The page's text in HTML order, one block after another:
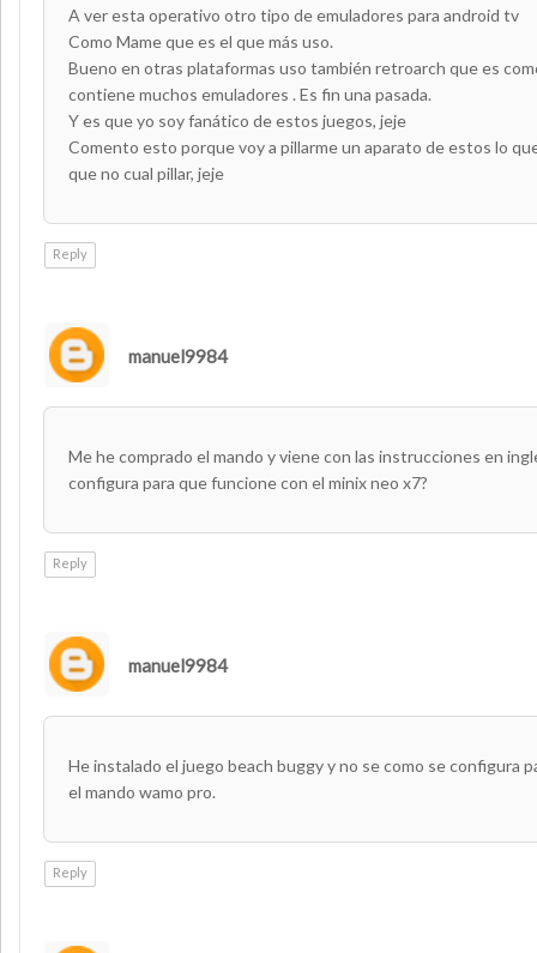
A ver esta operativo otro tipo de emuladores para android tv
Como Mame que es el que más uso.
Bueno en otras plataformas uso también retroarch que es
contiene muchos emuladores . Es fin una pasada.
Y es que yo soy fanático de estos juegos, jeje
Comento esto porque voy a pillarme un aparato de estos lo
que no cual pillar, jeje
Reply
manuel9984
Me he comprado el mando y viene con las instrucciones en
configura para que funcione con el minix neo x7?
Reply
manuel9984
He instalado el juego beach buggy y no se como se configura
el mando wamo pro.
Reply